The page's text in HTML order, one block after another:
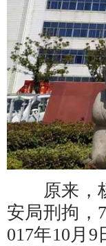
原来，杨
安局刑拘，
017年10月